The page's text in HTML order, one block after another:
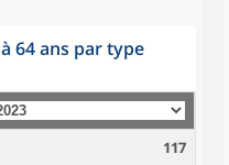
64 ans par type
117